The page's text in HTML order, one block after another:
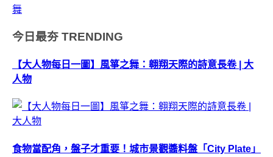
今日最夯 TRENDING
【大人物每日一圖】風箏之舞：翱翔天際的詩意長卷 | 大
人物
食物當配角，盤子才重要！城市景觀醬料盤「City Plate」